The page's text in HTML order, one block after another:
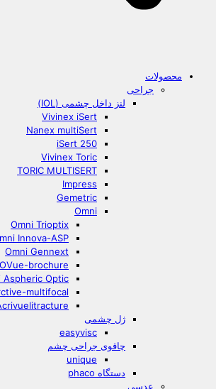
محصولات
جراحی
لنز داخل چشمی (IOL)
Vivinex iSert
Nanex multiSert
iSert 250
Vivinex Toric
TORIC MULTISERT
Impress
Gemetric
Omni
Omni Trioptix
Innova-ASP
Omni Gennext
brochure
Aspheric Optic
multifocal
ژل چشمی
easyvisc
چاقوی جراحی چشم
unique
دستگاه phaco
عدسی